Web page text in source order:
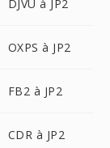
DJVU à JP2
OXPS à JP2
FB2 à JP2
CDR à JP2